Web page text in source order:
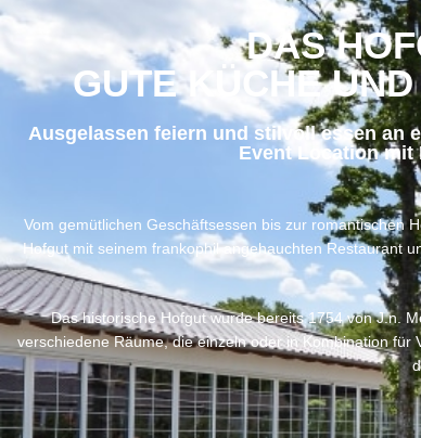
DAS
GUTE KÜCHE
Ausgelassen feiern und stilvoll essen an
Event Location mit
Vom gemütlichen Geschäftsessen bis zur romantischen
Hofgut mit seinem frankophil angehauchten Restaurant
Das historische Hofgut wurde bereits 1754 von J.n.
verschiedene Räume, die einzeln oder in Kombination